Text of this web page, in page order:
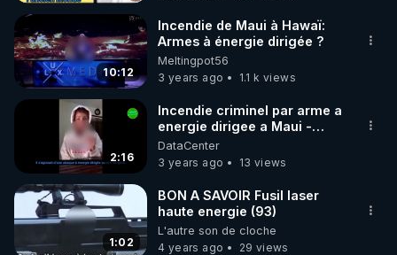
10:12
Incendie de Maui à Hawaï:
Armes à énergie dirigée ?
Meltingpot56
3 years ago
1.1 k views
2:16
Incendie criminel par arme a
energie dirigee a Maui -
Temoignage
DataCenter
3 years ago
13 views
1:02
BON A SAVOIR Fusil laser
haute energie (93)
L'autre son de cloche
4 years ago
29 views